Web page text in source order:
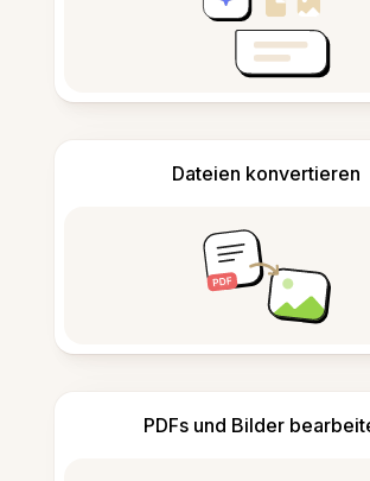
Dateien konvertieren
PDFs und Bilder